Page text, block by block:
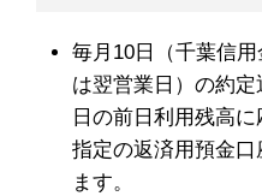
毎月10日（千葉信
は翌営業日）の約
日の前日利用残高
指定の返済用預金
ます。